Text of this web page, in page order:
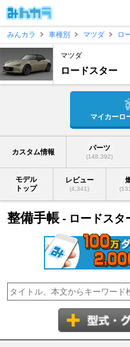
みんカラ
車種別 マツダ ロ
マツダ
ロードスター
マイカーロ
カスタム情報 パーツ
(148,392)
モデル
トップ
レビュー
(4,341)
整備手帳 - ロードスタ